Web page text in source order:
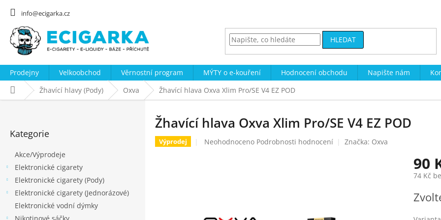
info@ecigarka.cz
HLEDAT
Prodejny Velkoobchod Věrnostní program MÝTY o e-kouření Hodnocení obchodu Napište nám
Domů Žhavící hlavy (Pody) Oxva Žhavící hlava Oxva Xlim Pro/SE V4 EZ POD
kategorie
Kategorie
Akce/Výprodeje
Elektronické cigarety
Elektronické cigarety (Pody)
Elektronické cigarety (Jednorázové)
Elektronické vodní dýmky
Žhavící hlava Oxva Xlim Pro/SE V4 EZ POD
Výprodej
Průměrné
Neohodnoceno Podrobnosti hodnocení Značka: Oxva
90
74 Kč
cena: